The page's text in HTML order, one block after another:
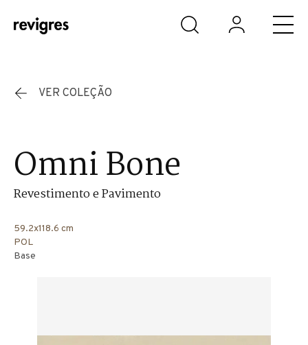
Saltar para o conteúdo principal
VER COLEÇÃO
Omni Bone
Revestimento e Pavimento
59.2x118.6 cm
POL
Base